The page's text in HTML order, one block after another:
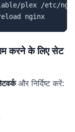
plex /etc/
nginx
करने के लिए सेट
और निर्दिष्ट करें: